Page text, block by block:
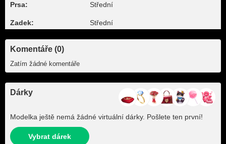
Prsa: Střední
Zadek: Střední
Komentáře (0)
Zatím žádné komentáře
Dárky
Modelka ještě nemá žádné virtuální dárky. Pošlete ten první!
Vybrat dárek